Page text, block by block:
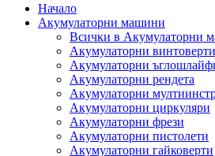
Начало
Акумулаторни машини
Всички в Акумулаторни
Акумулаторни винтоверти
Акумулаторни
Акумулаторни рендета
Акумулаторни
Акумулаторни циркуляри
Акумулаторни фрези
Акумулаторни пистолети
Акумулаторни гайковерти